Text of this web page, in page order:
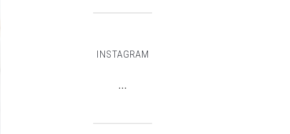
INSTAGRAM
…